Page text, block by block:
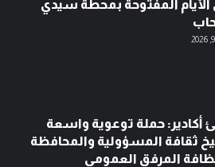
المفتوحة بمحطة سيدي
أكادير: حملة توعوية واسعة
ثقافة المسؤولية والمحافظة
المرفق العمومي